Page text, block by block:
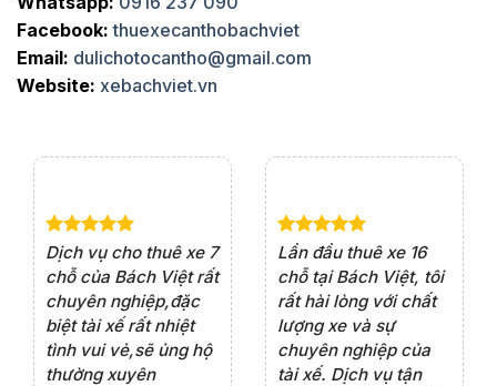
Facebook: thuexecanthobachviet
Email: dulichotocantho@gmail.com
Website: xebachviet.vn
Dịch vụ cho thuê xe 7
chỗ của Bách Việt rất
chuyên nghiệp,đặc
biệt tài xế rất nhiệt
tình vui vẻ,sẽ ủng hộ
thường xuyên
Lần đầu thuê xe 16
chỗ tại Bách Việt, tôi
rất hài lòng với chất
lượng xe và sự
chuyên nghiệp của
tài xế. Dịch vụ tận